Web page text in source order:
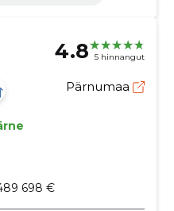
4.8 5 hinnangut
Pärnumaa
698 €